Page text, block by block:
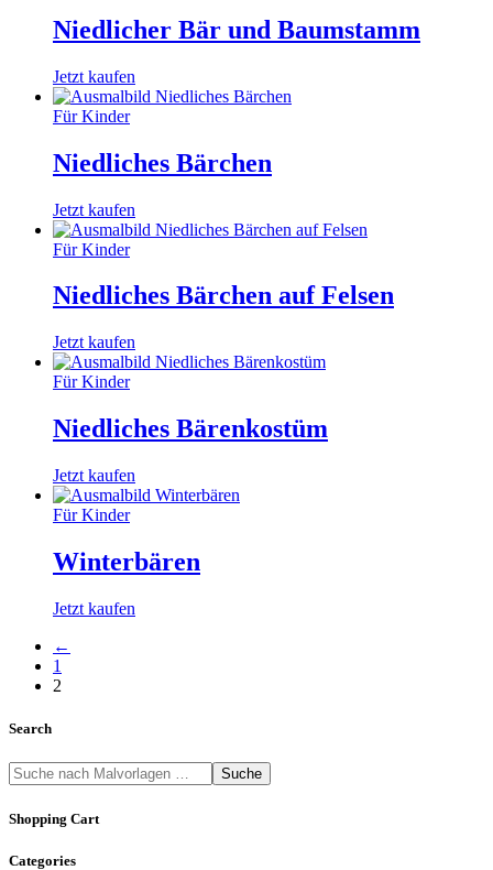
Niedlicher Bär und Baumstamm
Jetzt kaufen
Für Kinder
Niedliches Bärchen
Jetzt kaufen
Für Kinder
Niedliches Bärchen auf Felsen
Jetzt kaufen
Für Kinder
Niedliches Bärenkostüm
Jetzt kaufen
Für Kinder
Winterbären
Jetzt kaufen
←
1
2
Search
Suche
Shopping Cart
Categories